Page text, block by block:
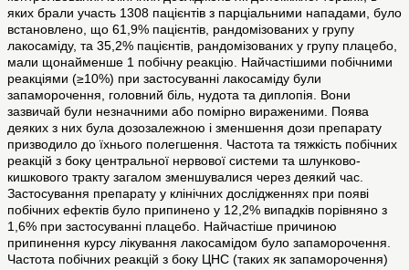
яких брали участь 1308 пацієнтів з парціальними нападами, було
встановлено, що 61,9% пацієнтів, рандомізованих у групу
лакосаміду, та 35,2% пацієнтів, рандомізованих у групу плацебо,
мали щонайменше 1 побічну реакцію. Найчастішими побічними
реакціями (≥10%) при застосуванні лакосаміду були
запаморочення, головний біль, нудота та диплопія. Вони
зазвичай були незначними або помірно вираженими. Поява
деяких з них була дозозалежною і зменшення дози препарату
призводило до їхнього полегшення. Частота та тяжкість побічних
реакцій з боку центральної нервової системи та шлунково-
кишкового тракту загалом зменшувалися через деякий час.
Застосування препарату у клінічних дослідженнях при появі
побічних ефектів було припинено у 12,2% випадків порівняно з
1,6% при застосуванні плацебо. Найчастіше причиною
припинення курсу лікування лакосамідом було запаморочення.
Частота побічних реакцій з боку ЦНС (таких як запаморочення)